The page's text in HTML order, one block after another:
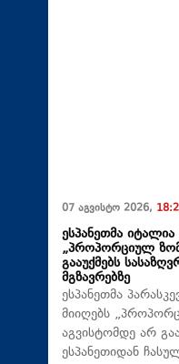
07 აგვისტო 2026,
ესპანეთმა
„პროპორციულ
გააუქმებს
მგზავრებზე
ესპანეთმა
მიიღებს
აგვისტომდე არ
ესპანეთიდან